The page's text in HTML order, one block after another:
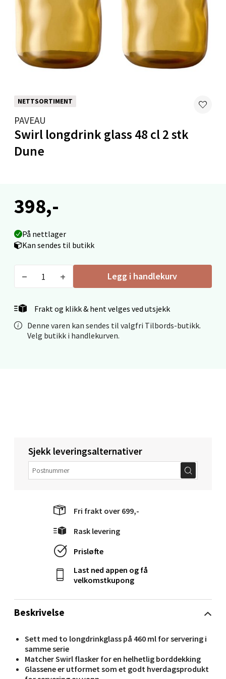
NETTSORTIMENT
PAVEAU
Swirl longdrink glass 48 cl 2 stk
Dune
398,-
På nettlager
Kan sendes til butikk
Legg i handlekurv
Frakt og klikk & hent velges ved utsjekk
Denne varen kan sendes til valgfri Tilbords-butikk.
Velg butikk i handlekurven.
Beskrivelse
Sett med to longdrinkglass på 460 ml for servering i
samme serie
Matcher Swirl flasker for en helhetlig borddekking
Glassene er utformet som et godt hverdagsprodukt
Sjekk leveringsalternativer
Fri frakt over 699,-
Rask levering
Prisløfte
Last ned appen og få
velkomstkupong
Oslo - Linderud
Erich Mogensøns vei 38, 0594 Oslo
Åpent i dag 10-21
0 i butikk
Bryne/Jæren - M44
Stavanger og Sandnes - Thon
Senter Madla
Madlakrossen nr 9, 4042 Stavanger
Åpent i dag 10-20
0 i butikk
Åpent i dag 10-20
0 i butikk
Mandal - Alti Mandal
Skarvøyveien 55, 4517 Mandal
Åpent i dag 10-20
Mo i Rana - Thon Senter Mo i Rana